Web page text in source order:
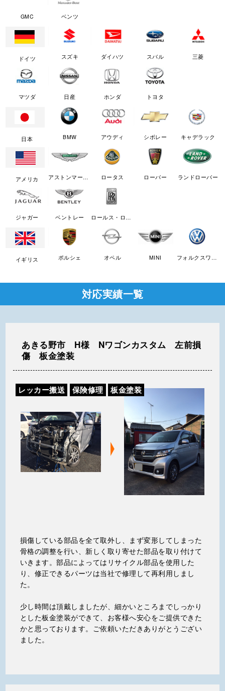
GMC ベンツ
ドイツ スズキ ダイハツ スバル 三菱
マツダ 日産 ホンダ トヨタ
日本 BMW アウディ シボレー キャデラック
アメリカ アストンマーチン ロータス ローバー ランドローバー
ジャガー ベントレー ロールス・ロイス
イギリス ポルシェ オペル MINI フォルクスワーゲン
対応実績一覧
あきる野市 H様 Nワゴンカスタム 左前損
傷 板金塗装
レッカー搬送 保険修理 板金塗装
損傷している部品を全て取外し、まず変形してしまった
骨格の調整を行い、新しく取り寄せた部品を取り付けて
いきます。部品によってはリサイクル部品を使用した
り、修正できるパーツは当社で修理して再利用しまし
た。
少し時間は頂戴しましたが、細かいところまでしっかり
とした板金塗装ができて、お客様へ安心をご提供できた
かと思っております。ご依頼いただきありがとうござい
ました。